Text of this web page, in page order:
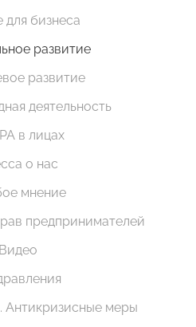
бизнеса
развитие
развитие
деятельность
в лицах
о нас
мнение
предпринимателей
Видео
меры